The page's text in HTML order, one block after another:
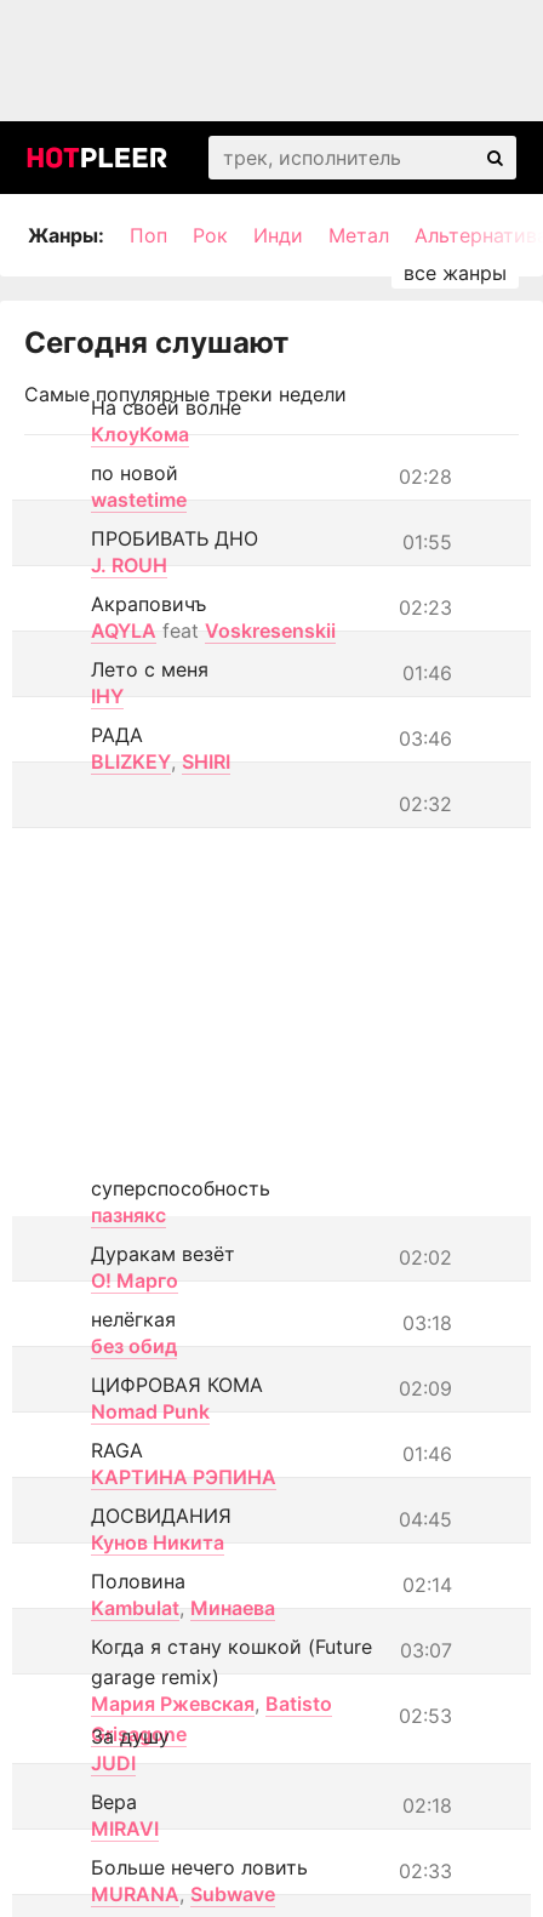
Жанры: Поп Рок Инди Метал
Сегодня слушают
Самые популярные треки недели
На своей волне
КлоуКома
02:28
по новой
wastetime
01:55
ПРОБИВАТЬ ДНО
J. ROUH
02:23
Акраповичъ
AQYLA feat Voskresenskii
01:46
Лето с меня
IHY
03:46
РАДА
BLIZKEY, SHIRI
02:32
суперспособность
пазнякс
02:02
Дуракам везёт
О! Марго
03:18
нелёгкая
без обид
02:09
ЦИФРОВАЯ КОМА
Nomad Punk
01:46
RAGA
КАРТИНА РЭПИНА
04:45
ДОСВИДАНИЯ
Кунов Никита
02:14
Половина
Kambulat, Минаева
03:07
Когда я стану кошкой (Future
garage remix)
Мария Ржевская, Batisto
Grisagone
02:53
За душу
JUDI
02:18
Вера
MIRAVI
02:33
Больше нечего ловить
MURANA, Subwave